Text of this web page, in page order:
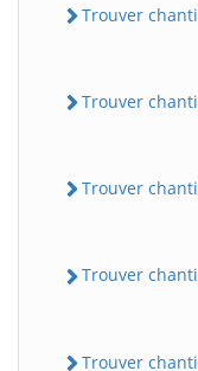
Trouver
Trouver
Trouver
Trouver
Trouver